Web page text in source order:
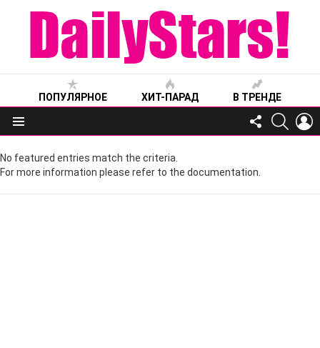
ПОПУЛЯРНОЕ ХИТ-ПАРАД В ТРЕНДЕ
Меню
FOLLOW
US
No featured entries match the criteria.
For more information please refer to the documentation.